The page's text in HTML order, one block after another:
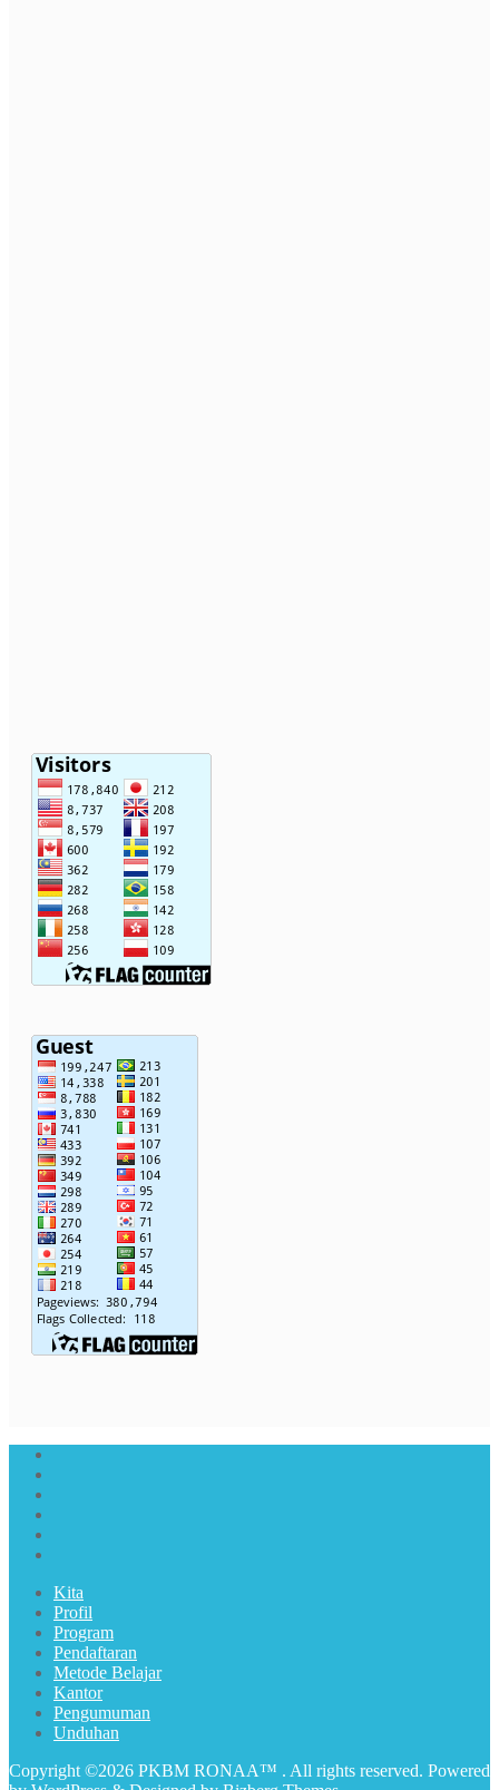
Kita
Profil
Program
Pendaftaran
Metode Belajar
Kantor
Pengumuman
Unduhan
Copyright ©2026 PKBM RONAA™ . All rights reserved. Powered